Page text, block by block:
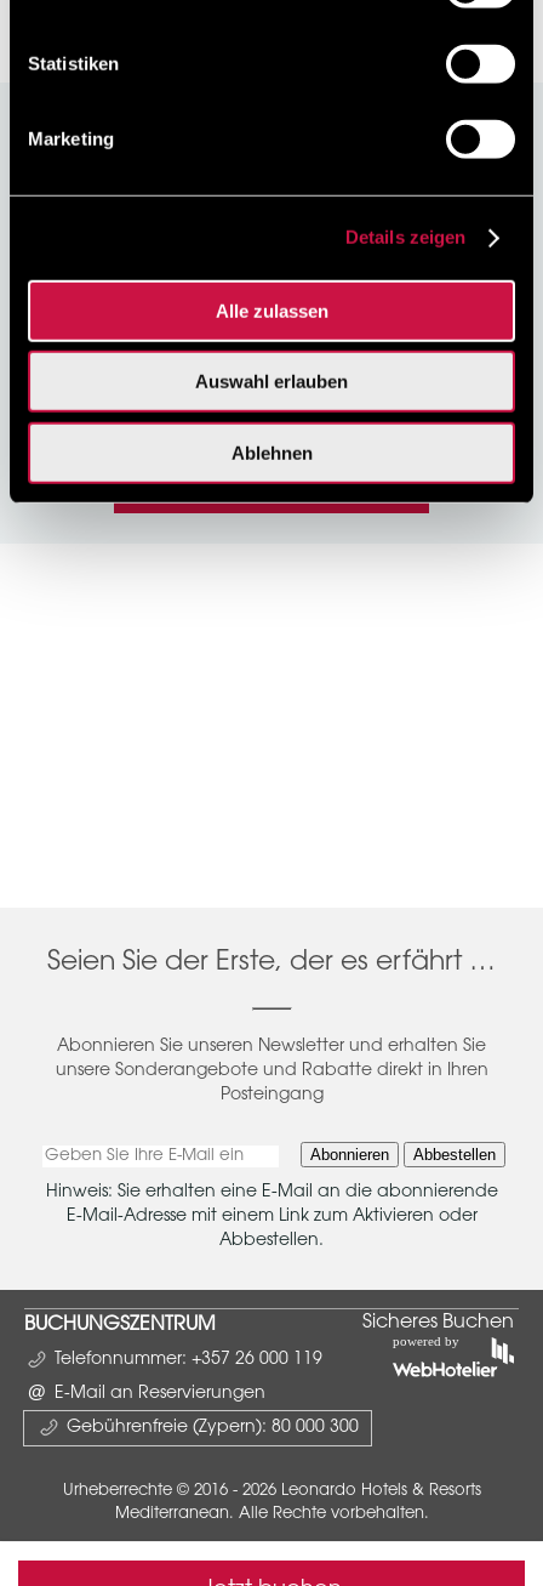
Statistiken
Marketing
Details zeigen
Alle zulassen
Auswahl erlauben
Ablehnen
Online-Zahlung
Buchungsgebühren
JETZT BUCHEN
Seien Sie der Erste, der es erfährt …
Abonnieren Sie unseren Newsletter und erhalten Sie
unsere Sonderangebote und Rabatte direkt in Ihren
Posteingang
Abonnieren Abbestellen
Hinweis: Sie erhalten eine E-Mail an die abonnierende
E-Mail-Adresse mit einem Link zum Aktivieren oder
Abbestellen.
BUCHUNGSZENTRUM
Telefonnummer: +357 26 000 119
E-Mail an Reservierungen
Gebührenfreie (Zypern): 80 000 300
Sicheres Buchen
Urheberrechte © 2016 - 2026 Leonardo Hotels & Resorts
Mediterranean. Alle Rechte vorbehalten.